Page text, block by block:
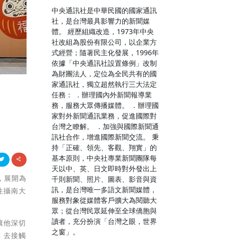
展開為
攝南大
他深切
去接觸
中央通訊社是中華民國的國家通訊
社，是台灣最具影響力的新聞媒
體。 經歷組織改造，1973年中央
社改組為股份有限公司，以企業方
式經營；隨著民主化發展，1996年
依據「中央通訊社設置條例」改制
為財團法人，定位為全民共有的國
家通訊社，獨立超然執行三大法定
任務： ．辦理國內外新聞報導業
務，服務大眾傳播媒體。 ．辦理國
家對外新聞通訊業務，促進國際對
台灣之瞭解。 ．加強與國際新聞通
訊社合作，增進國際新聞交流。 秉
持「正確、領先、客觀、翔實」的
基本原則，中央社專業新聞團隊每
天以中、英、日文即時對外發出上
千則新聞、照片、圖表、影音與資
訊，是台灣唯一多語文新聞媒體，
服務對象從媒體客戶擴大為閱聽大
眾；從台灣民眾延伸至全球僑胞與
讀者，充分扮演「台灣之眼，世界
之窗」。